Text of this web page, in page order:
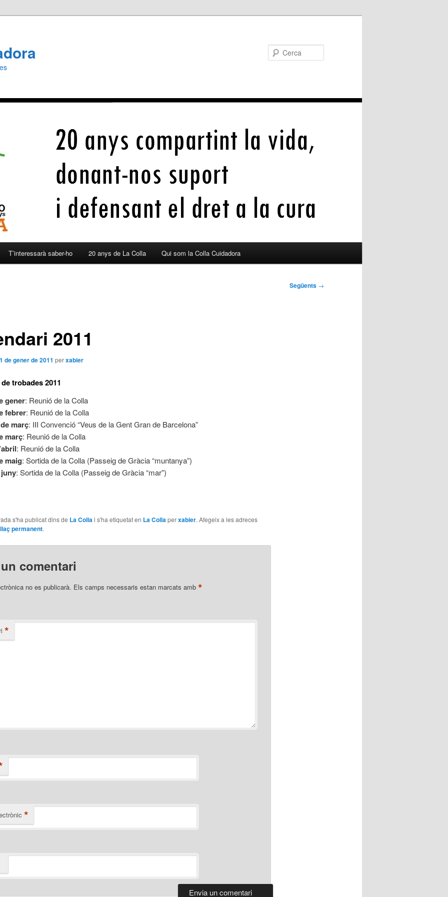
T’interessarà saber-ho 20 anys de La Colla Qui som la Colla Cuidadora
Següents →
2011
de gener de 2011 perxabier
trobades 2011
gener: Reunió de la Colla
febrer: Reunió de la Colla
març: III Convenció “Veus de la Gent Gran de Barcelona”
març: Reunió de la Colla
: Reunió de la Colla
maig: Sortida de la Colla (Passeig de Gràcia “muntanya”)
: Sortida de la Colla (Passeig de Gràcia “mar”)
s'ha publicat dins de La Collai s'ha etiquetat en La Collaperxabier. Afegeix a les adreces
permanent.
comentari
no es publicarà. Els camps necessaris estan marcats amb *
*
*